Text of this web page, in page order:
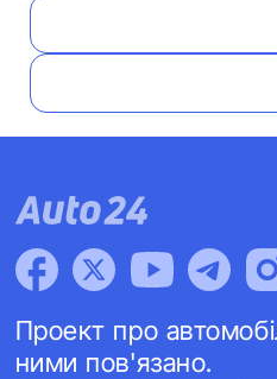
Проект про
ними пов'язано.